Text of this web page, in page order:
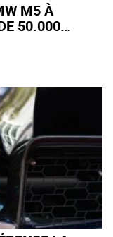
M5 À
50.000